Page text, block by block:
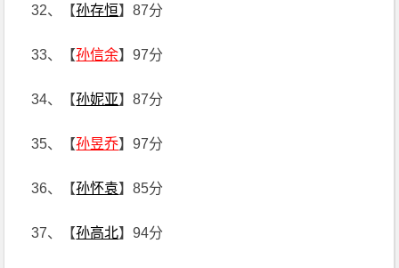
32、【孙存恒】87分
33、【孙信余】97分
34、【孙妮亚】87分
35、【孙昱乔】97分
36、【孙怀袁】85分
37、【孙高北】94分